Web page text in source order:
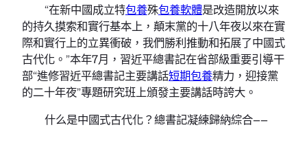
“在新中國成立特包養殊包養軟體是改造開放以來
的持久摸索和實行基本上，顛末黨的十八年夜以來在實
際和實行上的立異衝破，我們勝利推動和拓展了中國式
古代化。”本年7月，習近平總書記在省部級重要引導干
部“進修習近平總書記主要講話短期包養精力，迎接黨
的二十年夜”專題研究班上頒發主要講話時誇大。
什么是中國式古代化？總書記凝練歸納綜合——